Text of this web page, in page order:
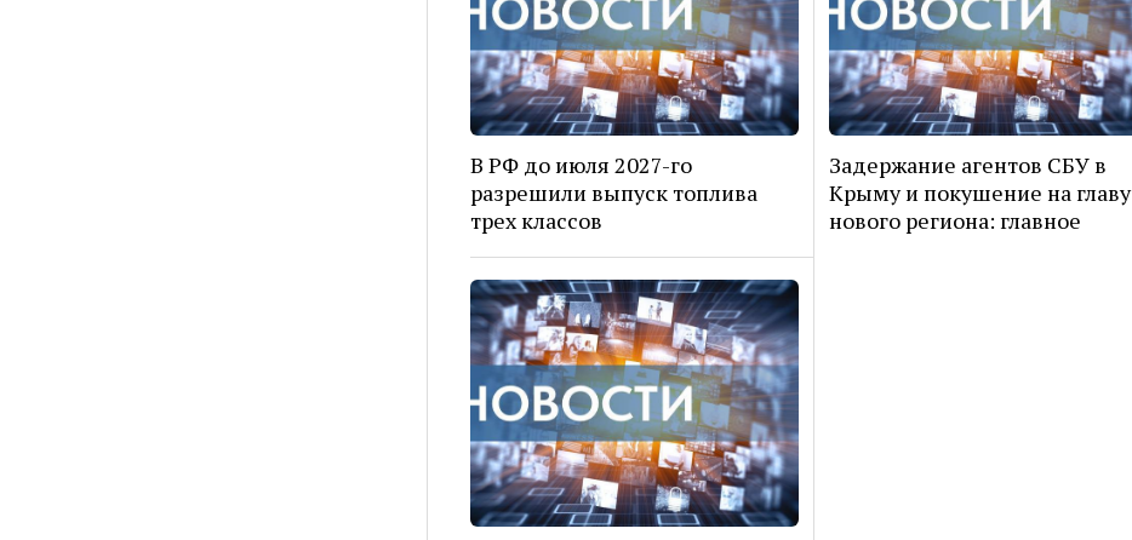
В РФ до июля 2027-го
разрешили выпуск топлива
трех классов
Задержание агентов СБУ в
Крыму и покушение на главу
нового региона: главное